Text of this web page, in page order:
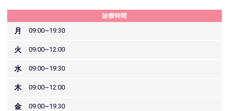
診療時間
月 09:00~19:30
火 09:00~12:00
水 09:00~19:30
木 09:00~12:00
金 09:00~19:30